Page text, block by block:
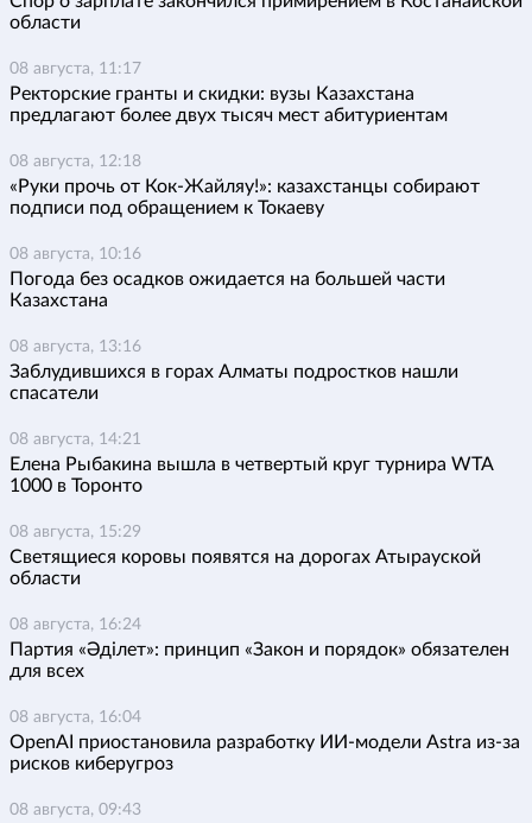
области
08 августа, 11:17
Ректорские гранты и скидки: вузы Казахстана
предлагают более двух тысяч мест абитуриентам
08 августа, 12:18
«Руки прочь от Кок-Жайляу!»: казахстанцы собирают
подписи под обращением к Токаеву
08 августа, 10:16
Погода без осадков ожидается на большей части
Казахстана
08 августа, 13:16
Заблудившихся в горах Алматы подростков нашли
спасатели
08 августа, 14:21
Елена Рыбакина вышла в четвертый круг турнира WTA
1000 в Торонто
08 августа, 15:29
Светящиеся коровы появятся на дорогах Атырауской
области
08 августа, 16:24
Партия «Әділет»: принцип «Закон и порядок» обязателен
для всех
08 августа, 16:04
OpenAI приостановила разработку ИИ-модели Astra из-за
рисков киберугроз
08 августа, 09:43